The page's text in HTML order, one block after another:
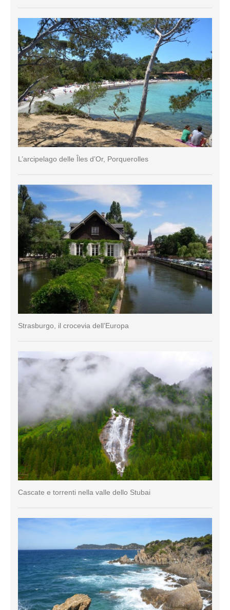
L’arcipelago delle Îles d’Or, Porquerolles
Strasburgo, il crocevia dell’Europa
Cascate e torrenti nella valle dello Stubai